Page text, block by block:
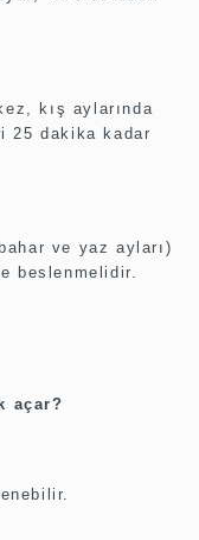
kış aylarında
25 dakika kadar
ve yaz ayları)
beslenmelidir.
açar?